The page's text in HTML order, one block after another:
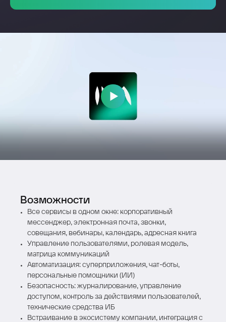
Возможности
Все сервисы в одном окне: корпоративный
мессенджер, электронная почта, звонки,
совещания, вебинары, календарь, адресная книга
Управление пользователями, ролевая модель,
матрица коммуникаций
Автоматизация: суперприложения, чат-боты,
персональные помощники (ИИ)
Безопасность: журналирование, управление
доступом, контроль за действиями пользователей,
технические средства ИБ
Встраивание в экосистему компании, интеграция с